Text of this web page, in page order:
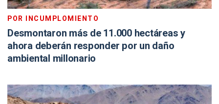
POR INCUMPLOMIENTO
Desmontaron más de 11.000 hectáreas y
ahora deberán responder por un daño
ambiental millonario